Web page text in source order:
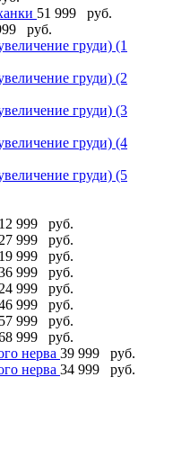
51 999 руб.
руб.
груди) (1
груди) (2
груди) (3
груди) (4
груди) (5
12 999 руб.
27 999 руб.
19 999 руб.
999 руб.
24 999 руб.
999 руб.
57 999 руб.
999 руб.
нерва 39 999 руб.
нерва 34 999 руб.